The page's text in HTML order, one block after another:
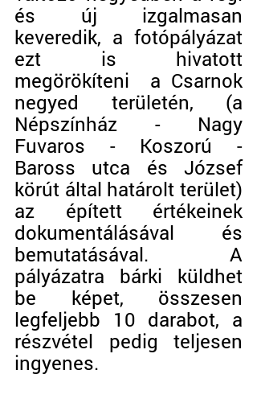
és új izgalmasan
keveredik, a fotópályázat
ezt is hivatott
megörökíteni  a Csarnok
negyed területén, (a
Népszínház - Nagy
Fuvaros - Koszorú -
Baross utca és József
körút által határolt terület)
az épített értékeinek
dokumentálásával és
bemutatásával. A
pályázatra bárki küldhet
be képet, összesen
legfeljebb 10 darabot, a
részvétel pedig teljesen
ingyenes.